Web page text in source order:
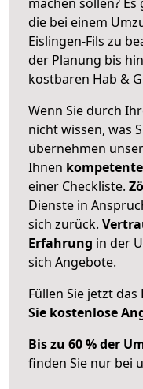
die bei einem
Eislingen-Fils zu
der Planung bis
kostbaren Hab &
Wenn Sie durch
nicht wissen, was
übernehmen
Ihnen
einer Checkliste.
Dienste in
sich zurück.
Erfahrung in der
sich Angebote.
Füllen Sie jetzt
Sie kostenlose
Bis zu 60 % der
finden Sie nur bei